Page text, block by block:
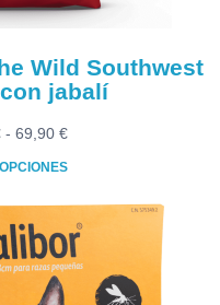
Wild Southwest
jabalí
- 69,90 €Rango
desde
16,90 €
hasta
69,90 €
producto
tiene
múltiples
variantes.